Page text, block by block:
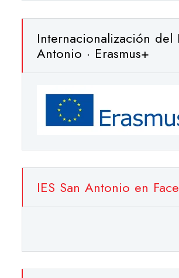
Internacionalización del
Antonio · Erasmus+
IES San Antonio en